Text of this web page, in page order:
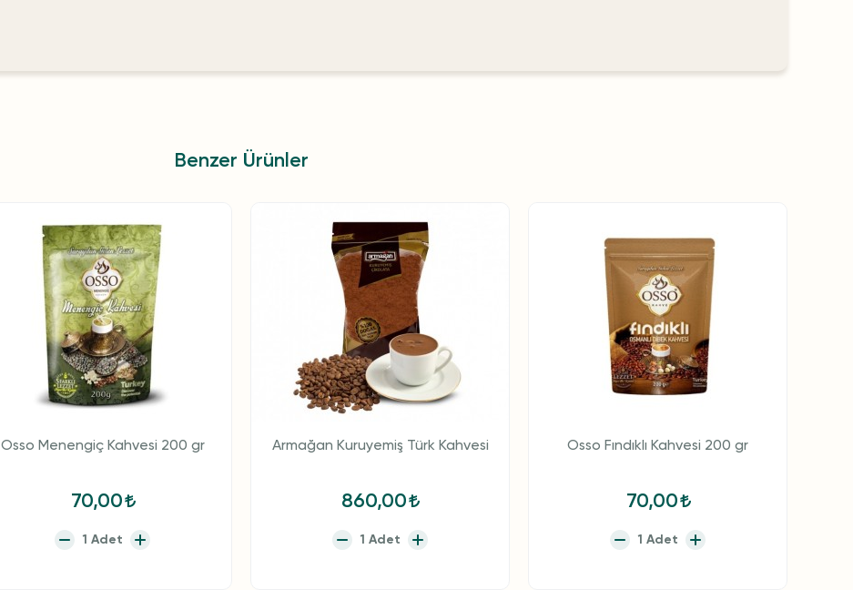
Benzer Ürünler
Osso Menengiç Kahvesi 200 gr
70,00
Armağan Kuruyemiş Türk Kahvesi
860,00
Osso Fındıklı Kahvesi 200 gr
70,00